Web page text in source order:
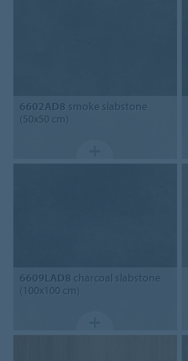
6602AD8 smoke slabstone
(50x50 cm)
6609LAD8 charcoal slabstone
(100x100 cm)